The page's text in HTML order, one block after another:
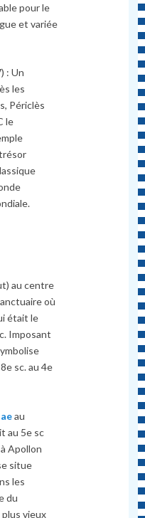
pour le
et variée
: Un
les
Périclès
le
au centre
où
était le
Imposant
sc. au 4e
au
au 5e sc
Apollon
situe
les
du
vieux